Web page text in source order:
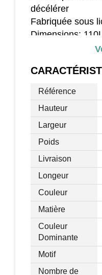
décélérer
Fabriquée sous
Dimensions:
Temps de
Durée
charge : 45 min
Batterie : 12V AH
Tranche d'âge :
Charge maximal
Certification:
EN62115
Référence
Hauteur
Largeur
Poids
Livraison
Longeur
Couleur
Matière
Couleur
Dominante
Motif
Nombre de